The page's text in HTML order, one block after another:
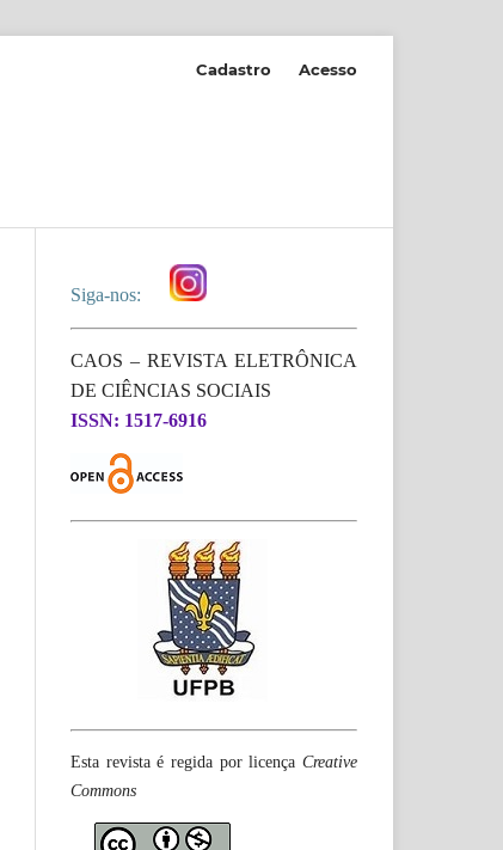
Cadastro Acesso
Siga-nos:
CAOS – REVISTA ELETRÔNICA
DE CIÊNCIAS SOCIAIS
ISSN: 1517-6916
Esta revista é regida por licença Creative
Commons